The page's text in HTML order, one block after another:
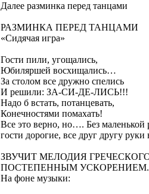
Далее разминка перед танцами
РАЗМИНКА ПЕРЕД ТАНЦАМИ
«Сидячая игра»
Гости пили, угощались,
Юбиляршей восхищались…
За столом все дружно спелись
И решили: ЗА-СИ-ДЕ-ЛИСЬ!!!
Надо б встать, потанцевать,
Конечностями помахать!
Все это верно, но…. Без маленькой
гости дорогие, все друг другу
ЗВУЧИТ МЕЛОДИЯ
ПОСТЕПЕННЫМ УСКОРЕНИЕМ.
На фоне музыки: